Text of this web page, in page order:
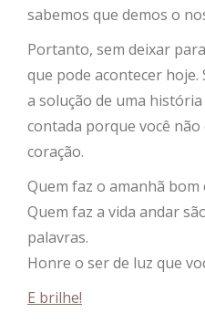
sabemos que demos o
Portanto, sem deixar
que pode acontecer hoje.
a solução de uma
contada porque você
coração.
Quem faz o amanhã bom
Quem faz a vida andar
palavras.
Honre o ser de luz que
E brilhe!